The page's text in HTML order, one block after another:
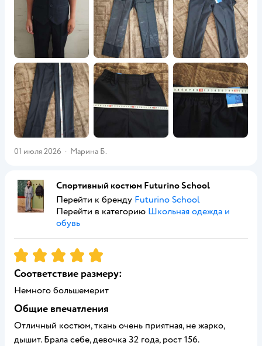
01 июля 2026 · Марина Б.
Спортивный костюм Futurino School
Перейти к бренду Futurino School
Перейти в категорию Школьная одежда и
обувь
Рейтинг:5
Соответствие размеру:
Немного большемерит
Общие впечатления
Отличный костюм, ткань очень приятная, не жарко,
дышит. Брала себе, девочка 32 года, рост 156.